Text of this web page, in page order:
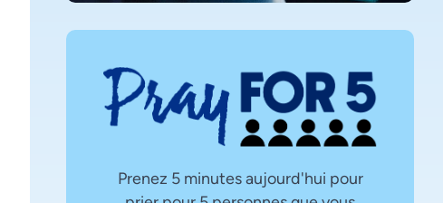
Prenez 5 minutes aujourd'hui pour